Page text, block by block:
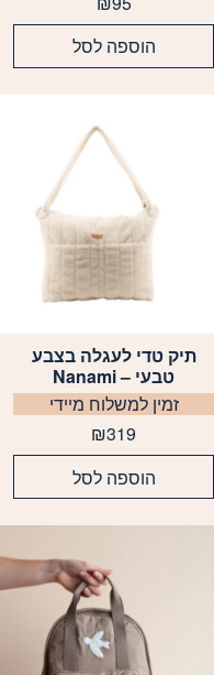
הוספה לסל
תיק טדי לעגלה בצבע
טבעי – Nanami
זמין למשלוח מיידי
₪319
הוספה לסל